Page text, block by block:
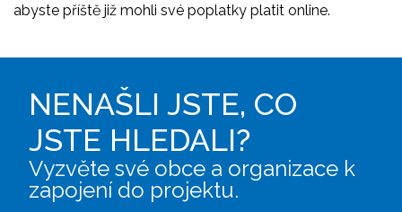
abyste příště již mohli své poplatky platit online.
NENAŠLI JSTE, CO
JSTE HLEDALI?
Vyzvěte své obce a organizace k
zapojení do projektu.